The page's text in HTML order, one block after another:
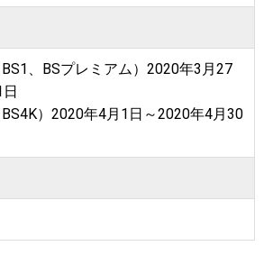
BS1、BSプレミアム）2020年3月27
BS4K）2020年4月1日～2020年4月30